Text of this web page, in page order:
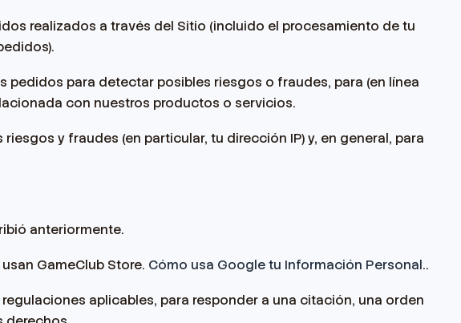
realizados a través del Sitio (incluido el procesamiento de tu
para detectar posibles riesgos o fraudes, para (en línea
con nuestros productos o servicios.
y fraudes (en particular, tu dirección IP) y, en general, para
anteriormente.
GameClub Store. Cómo usa Google tu Información Personal..
aplicables, para responder a una citación, una orden